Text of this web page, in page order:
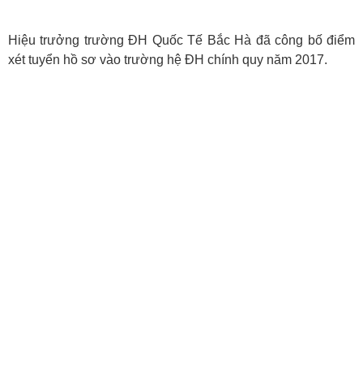
Hiệu trưởng trường ĐH Quốc Tế Bắc Hà đã công bố điểm
xét tuyển hồ sơ vào trường hệ ĐH chính quy năm 2017.